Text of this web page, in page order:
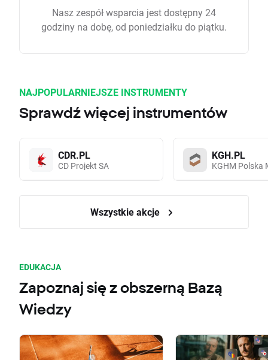
Nasz zespół wsparcia jest dostępny 24
godziny na dobę, od poniedziałku do piątku.
NAJPOPULARNIEJSZE INSTRUMENTY
Sprawdź więcej instrumentów
CDR.PL
CD Projekt SA
KGH.PL
KGHM Polska
Wszystkie akcje
EDUKACJA
Zapoznaj się z obszerną Bazą
Wiedzy